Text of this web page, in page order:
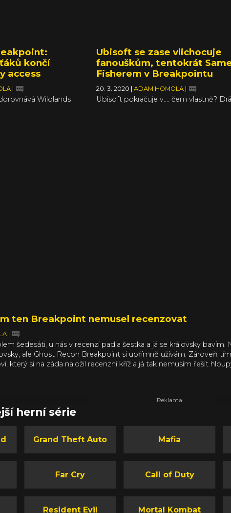
končí
access
Wildlands
Ubisoft se zase vlichocuje
fanouškům, tentokrát
Fisherem v Breakpointu
20. 3. 2020 ADAM HOMOLA
Ubisoft pokračuje v.… čem vlastně?
ten Breakpoint nemusel recenzovat
|
šedesáti, u nás v recenzi padla šestka a já se královsky bavím.
ale Ghost Recon Breakpoint si upřímně užívám. Zároveň
který si na záda naložil recenzní kříž a já tak nemusím řešit
herní série
Grand Theft Auto Mafia
Far Cry Call of Duty
Resident Evil Mortal Kombat